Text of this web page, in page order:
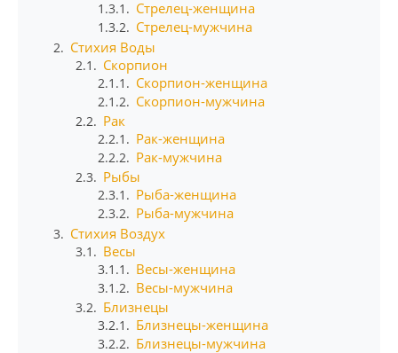
1.3.1. Стрелец-женщина
1.3.2. Стрелец-мужчина
2. Стихия Воды
2.1. Скорпион
2.1.1. Скорпион-женщина
2.1.2. Скорпион-мужчина
2.2. Рак
2.2.1. Рак-женщина
2.2.2. Рак-мужчина
2.3. Рыбы
2.3.1. Рыба-женщина
2.3.2. Рыба-мужчина
3. Стихия Воздух
3.1. Весы
3.1.1. Весы-женщина
3.1.2. Весы-мужчина
3.2. Близнецы
3.2.1. Близнецы-женщина
3.2.2. Близнецы-мужчина